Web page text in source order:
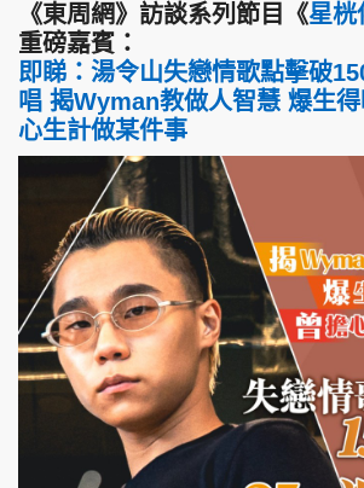
《東周網》訪談系列節目《星桄
重磅嘉賓：
即睇：湯令山失戀情歌點擊破
唱 揭Wyman教做人智慧 爆生
心生計做某件事